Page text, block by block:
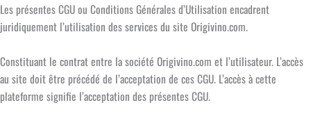
Les présentes CGU ou Conditions Générales d’Utilisation encadrent
juridiquement l’utilisation des services du site Origivino.com.
Constituant le contrat entre la société Origivino.com et l’utilisateur. L’accès
au site doit être précédé de l’acceptation de ces CGU. L’accès à cette
plateforme signifie l’acceptation des présentes CGU.